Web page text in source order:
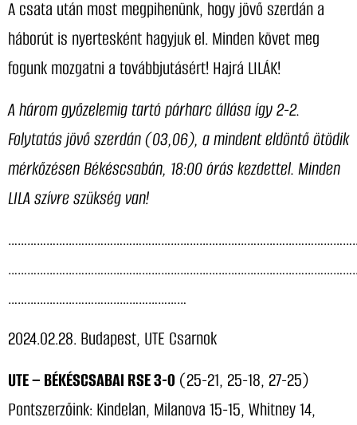
A csata után most megpihenünk, hogy jövő szerdán a
háborút is nyertesként hagyjuk el. Minden követ meg
fogunk mozgatni a továbbjutásért! Hajrá LILÁK!
A három győzelemig tartó párharc állása így 2-2.
Folytatás jövő szerdán (03,06), a mindent eldöntő ötödik
mérkőzésen Békéscsabán, 18:00 órás kezdettel. Minden
LILA szívre szükség van!
……………………………..…………………
2024.02.28. Budapest, UTE Csarnok
UTE – BÉKÉSCSABAI RSE 3-0 (25-21, 25-18, 27-25)
Pontszerzőink: Kindelan, Milanova 15-15, Whitney 14,